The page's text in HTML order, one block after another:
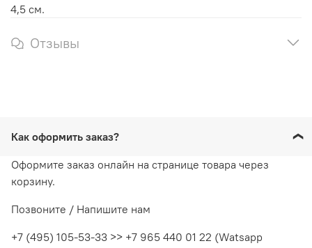
4,5 см.
Отзывы
Как оформить заказ?
Оформите заказ онлайн на странице товара через
корзину.
Позвоните / Напишите нам
+7 (495) 105-53-33 >> +7 965 440 01 22 (Watsapp